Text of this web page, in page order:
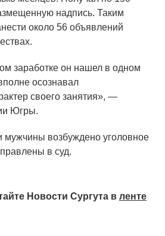
надпись. Таким
около 56 объявлений
заработке он нашел в одном
осознавал
своего занятия», —
Югры.
мужчины возбуждено уголовное
в суд.
Новости Сургута в ленте